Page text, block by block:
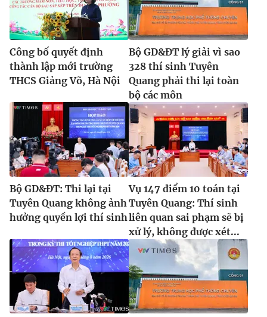
Công bố quyết định
thành lập mới trường
THCS Giảng Võ, Hà Nội
Bộ GD&ĐT lý giải vì sao
328 thí sinh Tuyên
Quang phải thi lại toàn
bộ các môn
Bộ GD&ĐT: Thi lại tại
Tuyên Quang không ảnh
hưởng quyền lợi thí sinh
Vụ 147 điểm 10 toán tại
Tuyên Quang: Thí sinh
liên quan sai phạm sẽ bị
xử lý, không được xét...